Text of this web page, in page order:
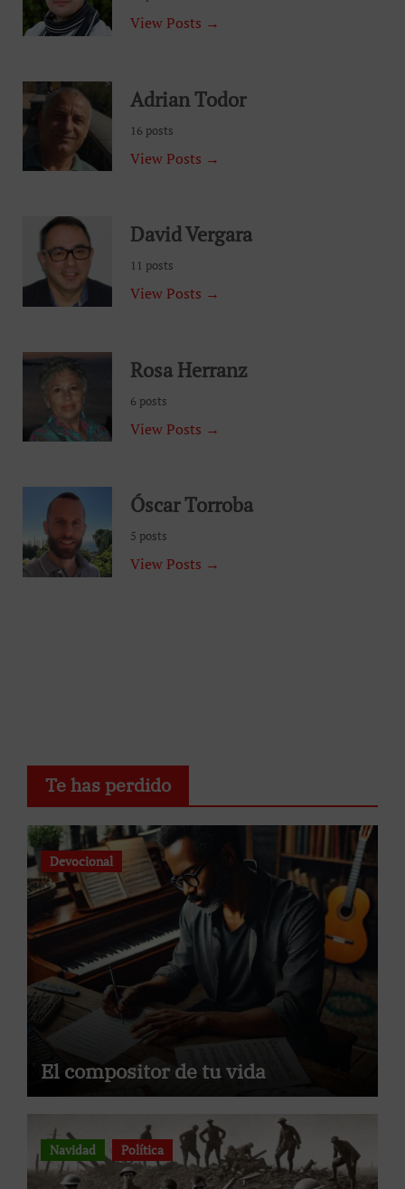
View Posts →
Adrian Todor
16 posts
View Posts →
David Vergara
11 posts
View Posts →
Rosa Herranz
6 posts
View Posts →
Óscar Torroba
5 posts
View Posts →
Te has perdido
Devocional
El compositor de tu vida
Navidad Política